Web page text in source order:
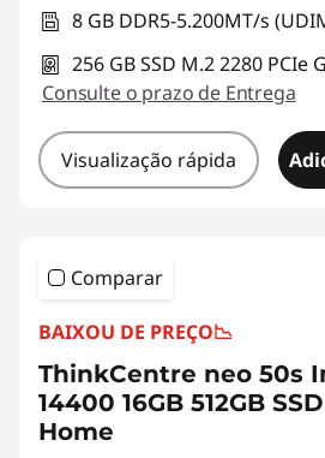
8 GB DDR5-5.200MT/s
256 GB SSD M.2 2280 PCIe
Consulte o prazo de Entrega
Visualização rápida
Comparar
BAIXOU DE PREÇO📉
ThinkCentre neo 50s
14400 16GB 512GB
Home